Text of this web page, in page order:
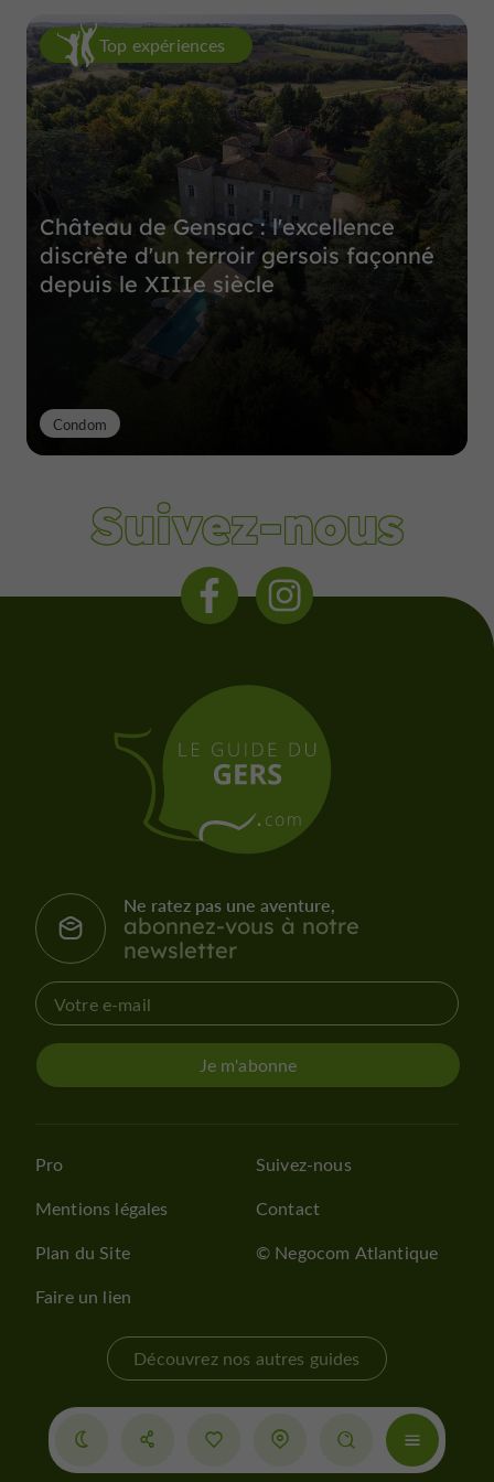
Top expériences
Château de Gensac : l'excellence
discrète d'un terroir gersois façonné
depuis le XIIIe siècle
Condom
Suivez-nous
Ne ratez pas une aventure,
abonnez-vous à notre
newsletter
Je m'abonne
Pro
Mentions légales
Plan du Site
Faire un lien
Suivez-nous
Contact
© Negocom Atlantique
Découvrez nos autres guides